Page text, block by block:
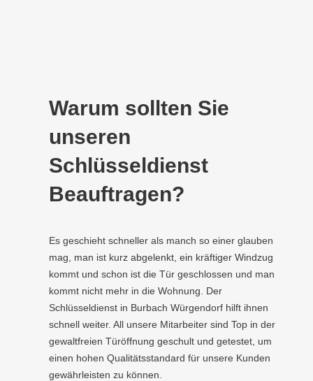
Warum sollten Sie
unseren
Schlüsseldienst
Beauftragen?
Es geschieht schneller als manch so einer glauben
mag, man ist kurz abgelenkt, ein kräftiger Windzug
kommt und schon ist die Tür geschlossen und man
kommt nicht mehr in die Wohnung. Der
Schlüsseldienst in Burbach Würgendorf hilft ihnen
schnell weiter. All unsere Mitarbeiter sind Top in der
gewaltfreien Türöffnung geschult und getestet, um
einen hohen Qualitätsstandard für unsere Kunden
gewährleisten zu können.